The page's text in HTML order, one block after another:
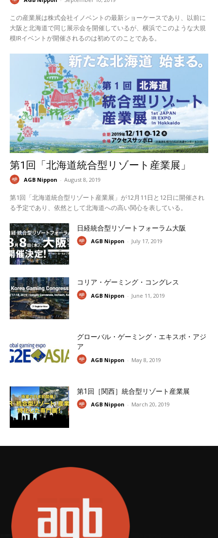
この産業展は株式会社イノベントの最新ショーケースであり、以前に
大阪と北海道で同じ展示会を開催しているが、横浜でこのような大規
模IRイベントが開催されるのは初めてのことである。
第1回「北海道統合型リゾート産業展」
AGB Nippon - August 8, 2019
第1回「北海道統合型リゾート産業展」が12月11日と12日に開催され
る予定であり、依然として北海道への高い関心を表している。
日経統合型リゾートフォーラム大阪
AGB Nippon - July 17, 2019
コリア・ゲーミング・コングレス
AGB Nippon - June 11, 2019
グローバル・ゲーミング・エキスポ・アジ
ア
AGB Nippon - May 8, 2019
第1回［関西］統合型リゾート産業展
AGB Nippon - March 20, 2019